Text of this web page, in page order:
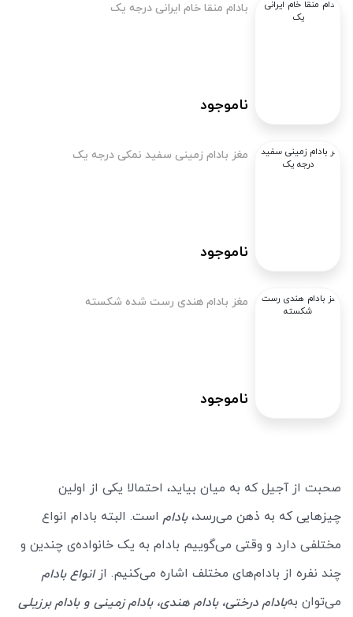
بادام منقا خام ایرانی درجه یک
ناموجود
مغز بادام زمینی سفید نمکی درجه یک
ناموجود
مغز بادام هندی رست شده شکسته
ناموجود
صحبت از آجیل که به میان بیاید، احتمالا یکی از اولین
چیزهایی که به ذهن می‌رسد،بادام است. البته بادام انواع
مختلفی دارد و وقتی می‌گوییم بادام به یک خانواده‌ی چندین و
چند نفره از بادام‌های مختلف اشاره می‌کنیم. ازانواع بادام
می‌توان بهبادام درختی، بادام هندی، بادام زمینی و بادام برزیلی